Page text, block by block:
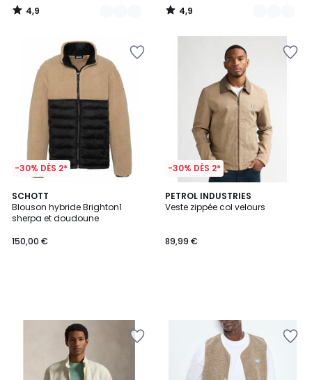
4,9
/
4,9
/
-30% DÈS 2*
SCHOTT
Blouson hybride Brighton1
sherpa et doudoune
150,00 €
-30% DÈS 2*
PETROL INDUSTRIES
Veste zippée col velours
89,99 €